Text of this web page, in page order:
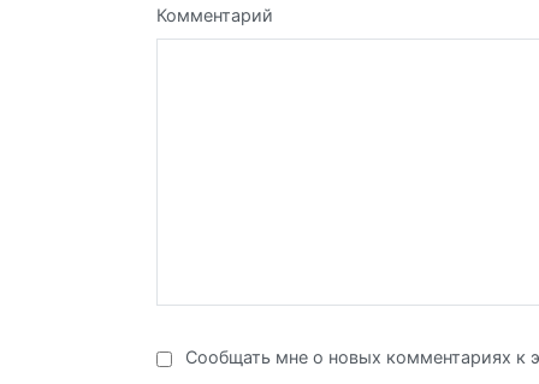
Комментарий
Сообщать мне о новых комментариях к